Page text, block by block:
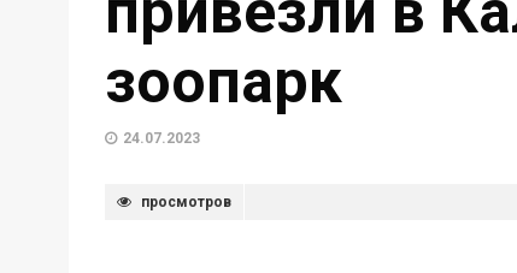
зоопарк
24.07.2023
просмотров